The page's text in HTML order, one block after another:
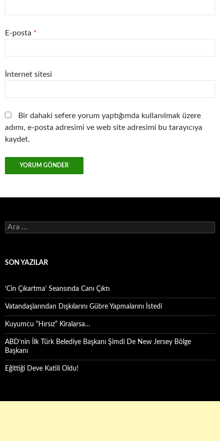
E-posta *
İnternet sitesi
Bir dahaki sefere yorum yaptığımda kullanılmak üzere
adımı, e-posta adresimi ve web site adresimi bu tarayıcıya
kaydet.
Arama:
SON YAZILAR
‘Cin Çıkartma’ Seansında Canı Çıktı
Vatandaşlarından Dışkılarını Gübre Yapmalarını İstedi
Kuyumcu “Hırsız” Kiralarsa…
ABD’nin İlk Türk Belediye Başkanı Şimdi De New Jersey Bölge
Başkanı
Eğittiği Deve Katili Oldu!